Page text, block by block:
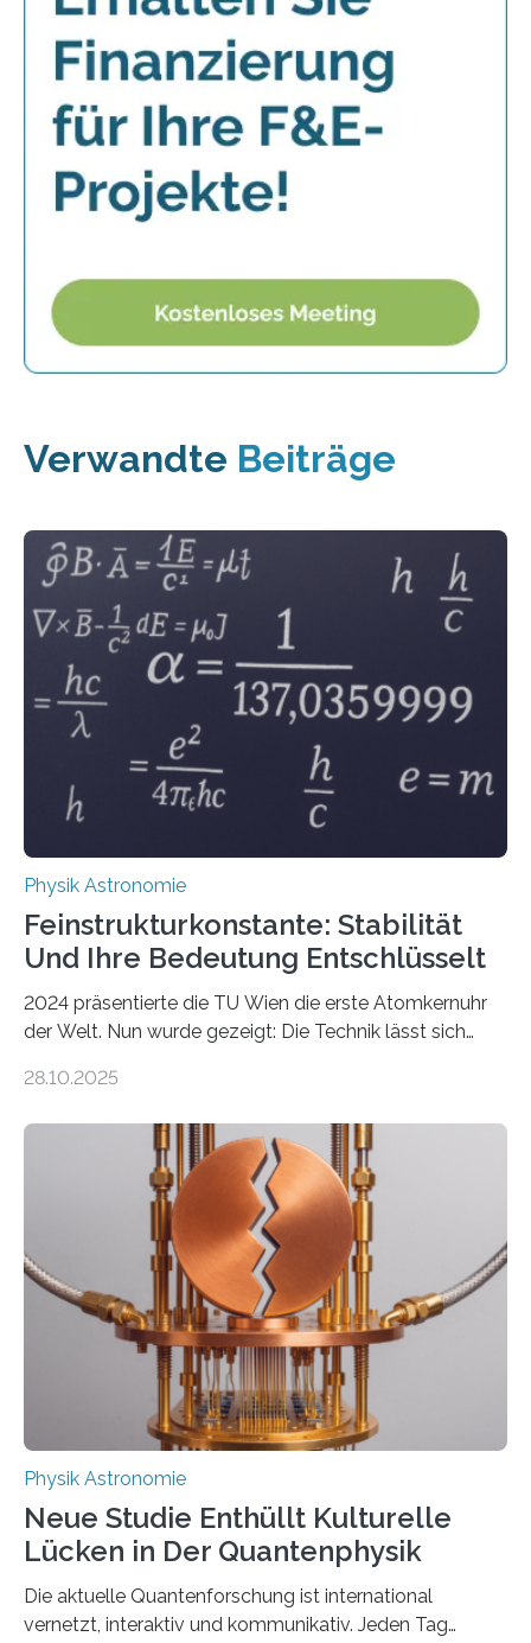
Verwandte Beiträge
Physik Astronomie
Feinstrukturkonstante: Stabilität
Und Ihre Bedeutung Entschlüsselt
2024 präsentierte die TU Wien die erste Atomkernuhr
der Welt. Nun wurde gezeigt: Die Technik lässt sich
fundamentalen Physik nachzugehen. Thorium-
Messungen verwenden. Das hatte man jahrzehntelang
vermutet, weltweit war nach den passenden
Atomkern-Zuständen gesucht worden, 2024 gelang
einem Team der TU Wien mit Unterstützung
internationaler Partner der entscheidende Durchbruch:
Der lange diskutierte Thorium-Kernübergang wurde
gefunden. Kurz darauf konnte man zeigen, dass sich
Thorium tatsächlich nutzen lässt, um hochpräzise…
28.10.2025
Physik Astronomie
Neue Studie Enthüllt Kulturelle
Lücken in Der Quantenphysik
Die aktuelle Quantenforschung ist international
vernetzt, interaktiv und kommunikativ. Jeden Tag